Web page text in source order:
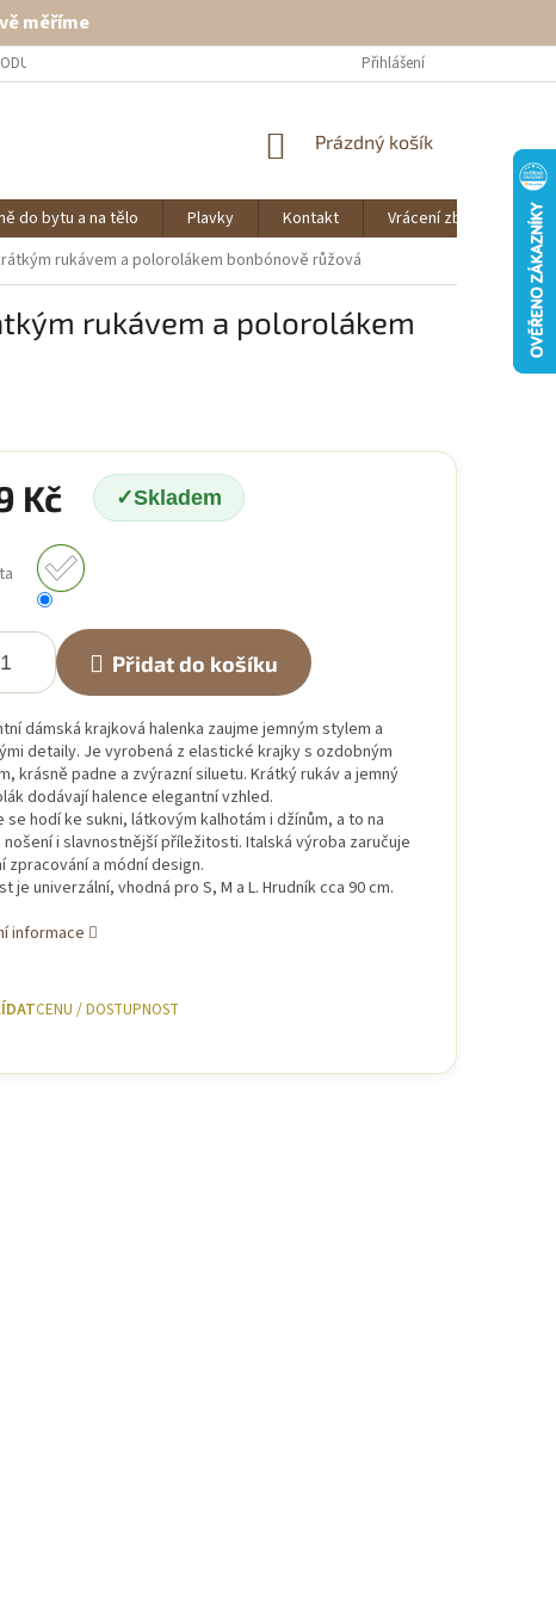
měříme
Přihlášení
NÁKUPNÍ
Prázdný košík
do bytu a na tělo Plavky Kontakt Vrácení zboží
O
rukávem a polorolákem bonbónově růžová
rukávem a polorolákem
Kč Skladem
Přidat do košíku
dámská krajková halenka zaujme jemným stylem a
detaily. Je vyrobená z elastické krajky s ozdobným
krásně padne a zvýrazní siluetu. Krátký rukáv a jemný
dodávají halence elegantní vzhled.
se hodí ke sukni, látkovým kalhotám i džínům, a to na
i slavnostnější příležitosti. Italská výroba zaručuje
zpracování a módní design.
je univerzální, vhodná pro S, M a L. Hrudník cca 90 cm.
informace